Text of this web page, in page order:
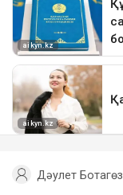
Дәулет Ботагөз